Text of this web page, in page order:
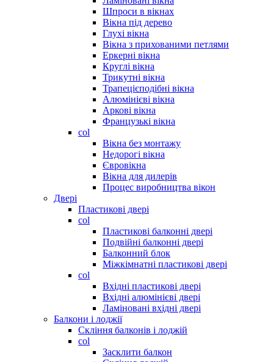
Шпроси в вікнах
Вікна під дерево
Глухі вікна
Вікна з прихованими петлями
Еркерні вікна
Круглі вікна
Трикутні вікна
Трапецієподібні вікна
Алюмінієві вікна
Аркові вікна
Французькі вікна
col
Вікна без монтажу
Недорогі вікна
Євровікна
Вікна для дилерів
Процес виробництва вікон
Двері
Пластикові двері
col
Пластикові балконні двері
Подвійні балконні двері
Балконний блок
Міжкімнатні пластикові двері
col
Вхідні пластикові двері
Вхідні алюмінієві двері
Ламіновані вхідні двері
Балкони і лоджії
Скління балконів і лоджій
col
Засклити балкон